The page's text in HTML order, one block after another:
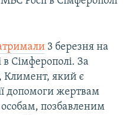
3 березня на
Сімферополі. За
який є
допомоги жертвам
позбавленим